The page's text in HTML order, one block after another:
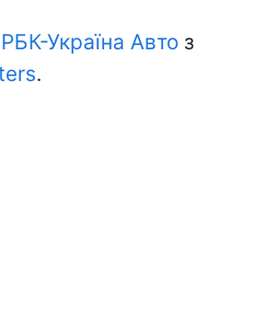
РБК-Україна Авто з
.